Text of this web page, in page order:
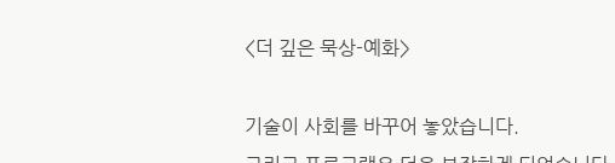
<더 깊은 묵상-예화>
기술이 사회를 바꾸어 놓았습니다.